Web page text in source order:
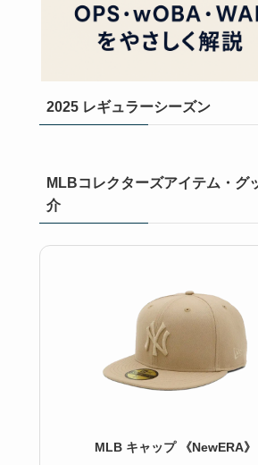
2025 レギュラーシーズン
MLBコレクターズアイテム・グ
介
MLB キャップ 《NewERA》